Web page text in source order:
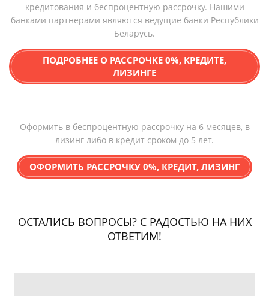
кредитования и беспроцентную рассрочку. Нашими
банками партнерами являются ведущие банки Республики
Беларусь.
ПОДРОБНЕЕ О РАССРОЧКЕ 0%, КРЕДИТЕ,
ЛИЗИНГЕ
Оформить в беспроцентную рассрочку на 6 месяцев, в
лизинг либо в кредит сроком до 5 лет.
ОФОРМИТЬ РАССРОЧКУ 0%, КРЕДИТ, ЛИЗИНГ
ОСТАЛИСЬ ВОПРОСЫ? С РАДОСТЬЮ НА НИХ
ОТВЕТИМ!